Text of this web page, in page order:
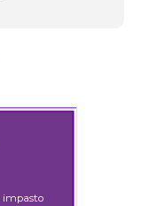
impasto